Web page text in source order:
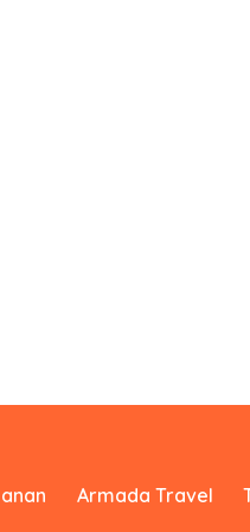
Armada Travel